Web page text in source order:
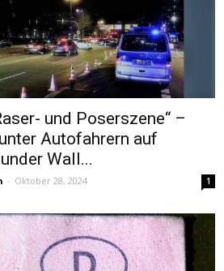
und Poserszene“ –
Autofahrern auf
Wall...
- Oktober 28, 2024 1